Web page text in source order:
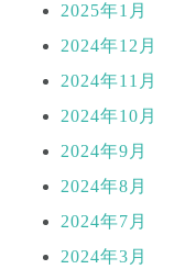
2025年1月
2024年12月
2024年11月
2024年10月
2024年9月
2024年8月
2024年7月
2024年3月